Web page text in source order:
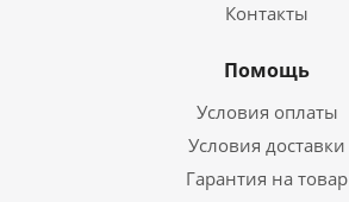
Контакты
Помощь
Условия оплаты
Условия доставки
Гарантия на товар